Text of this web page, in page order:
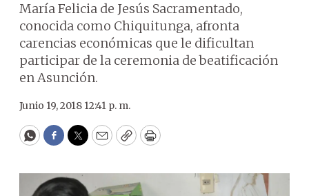
María Felicia de Jesús Sacramentado,
conocida como Chiquitunga, afronta
carencias económicas que le dificultan
participar de la ceremonia de beatificación
en Asunción.
Junio 19, 2018 12:41 p. m.
WhatsApp
Facebook
Twitter
EmailCopyPrint